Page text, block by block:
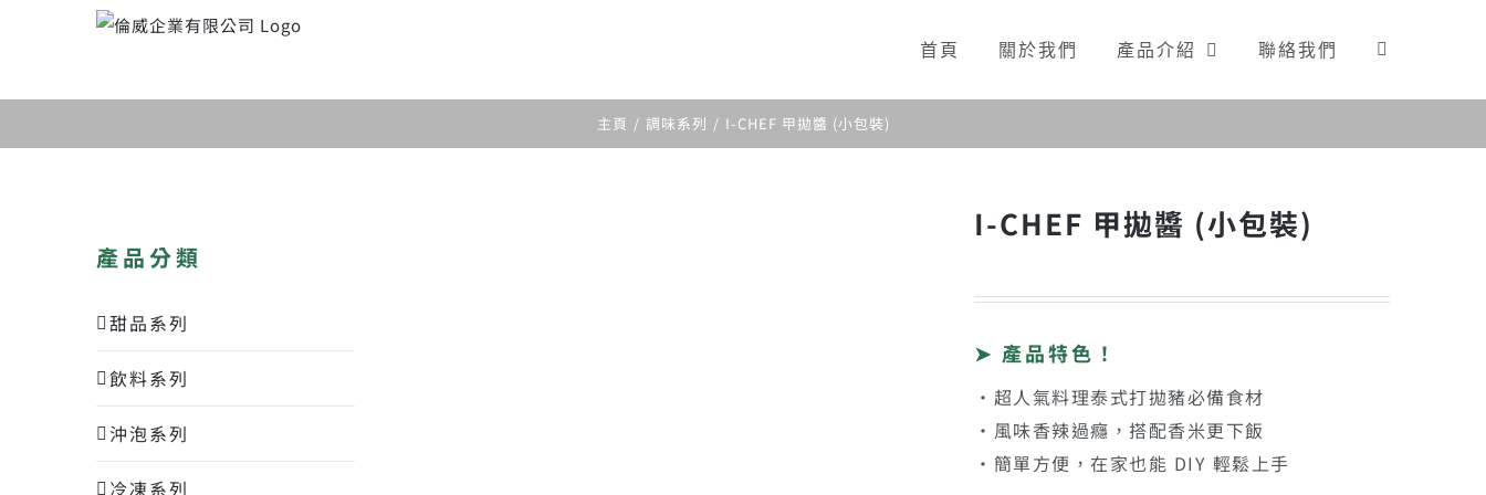
首頁 關於我們 產品介紹 聯絡我們
主頁 調味系列 I-CHEF 甲拋醬 (小包裝)
I-CHEF 甲拋醬 (小包裝)
➤ 產品特色！
・超人氣料理泰式打拋豬必備食材
・風味香辣過癮，搭配香米更下飯
・簡單方便，在家也能 DIY 輕鬆上手
產品分類
甜品系列
飲料系列
沖泡系列
冷凍系列